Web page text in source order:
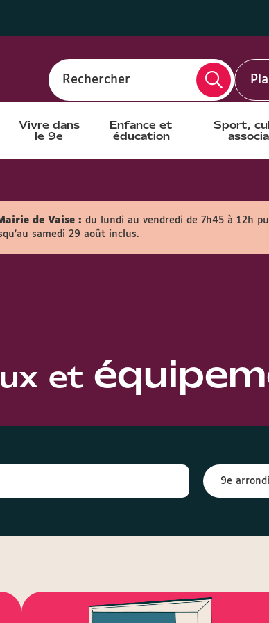
Rechercher
Vivre dans
le 9e
Enfance et
éducation
Sport,
de Vaise : du lundi au vendredi de 7h45 à 12h
samedi 29 août inclus.
et